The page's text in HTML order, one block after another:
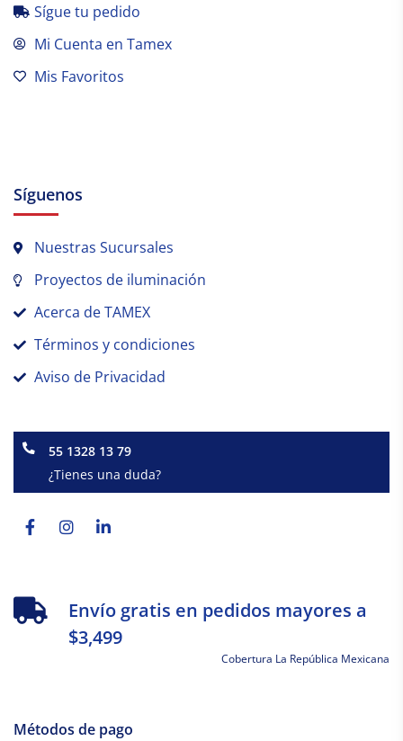
Sígue tu pedido
Mi Cuenta en Tamex
Mis Favoritos
Síguenos
Nuestras Sucursales
Proyectos de iluminación
Acerca de TAMEX
Términos y condiciones
Aviso de Privacidad
55 1328 13 79
¿Tienes una duda?
f
Envío gratis en pedidos mayores a
$3,499
Cobertura La República Mexicana
Métodos de pago